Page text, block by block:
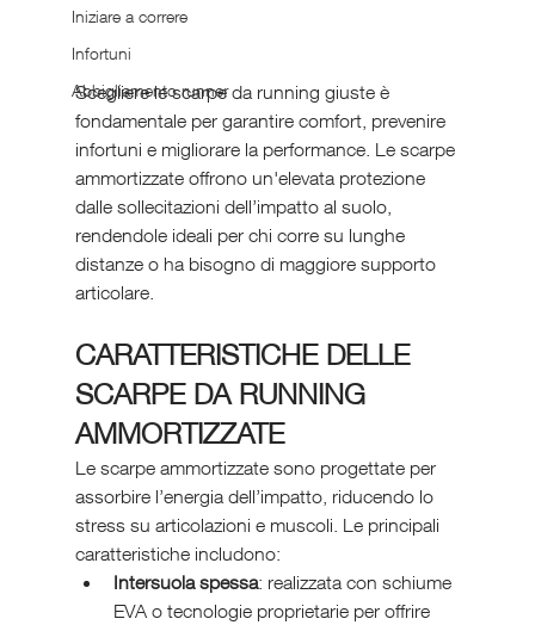
Iniziare a correre
Infortuni
Abbigliamento runner
Scegliere le scarpe da running giuste è
fondamentale per garantire comfort, prevenire
infortuni e migliorare la performance. Le scarpe
ammortizzate offrono un'elevata protezione
dalle sollecitazioni dell’impatto al suolo,
rendendole ideali per chi corre su lunghe
distanze o ha bisogno di maggiore supporto
articolare.
CARATTERISTICHE DELLE
SCARPE DA RUNNING
AMMORTIZZATE
Le scarpe ammortizzate sono progettate per
assorbire l’energia dell’impatto, riducendo lo
stress su articolazioni e muscoli. Le principali
caratteristiche includono:
Intersuola spessa: realizzata con schiume
EVA o tecnologie proprietarie per offrire